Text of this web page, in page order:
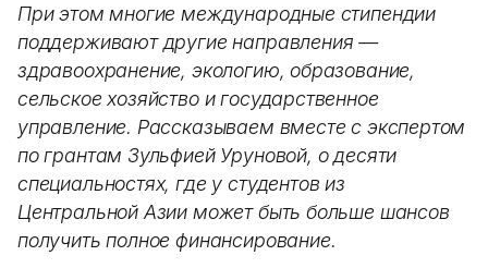
При этом многие международные стипендии
поддерживают другие направления —
здравоохранение, экологию, образование,
сельское хозяйство и государственное
управление. Рассказываем вместе с экспертом
по грантам Зульфией Уруновой, о десяти
специальностях, где у студентов из
Центральной Азии может быть больше шансов
получить полное финансирование.